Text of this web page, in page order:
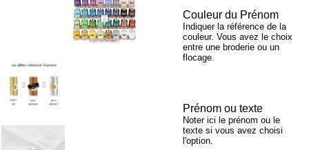
Couleur du Prénom
Indiquer la référence de la
couleur. Vous avez le choix
entre une broderie ou un
flocage.
Prénom ou texte
Noter ici le prénom ou le
texte si vous avez choisi
l'option.